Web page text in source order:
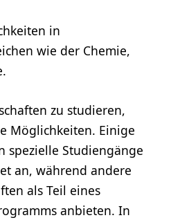
in
wie der Chemie,
zu studieren,
Möglichkeiten. Einige
spezielle Studiengänge
an, während andere
als Teil eines
anbieten. In